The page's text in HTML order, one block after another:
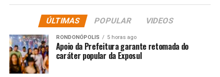
Segundo o secretário, diversas ações educacionais têm
sido fortalecidas por meio de parcerias com a primeira-
dama, dentro do programa SER Família, que se
consolidou como uma das maiores políticas de inclusão
ÚLTIMAS POPULAR VIDEOS
RONDONÓPOLIS 5 horas ago
Apoio da Prefeitura garante retomada do
caráter popular da Exposul